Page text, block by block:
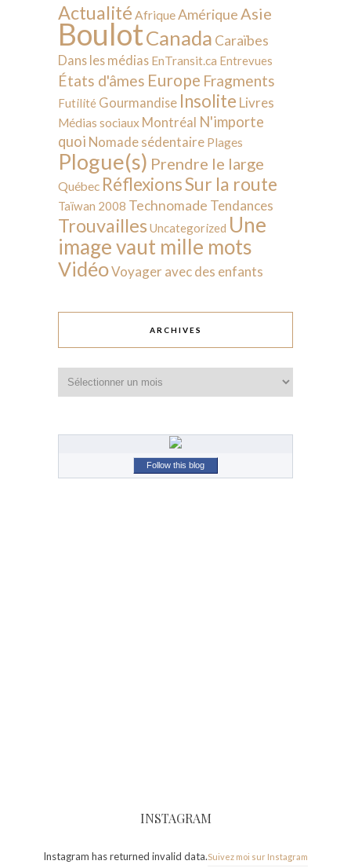
Actualité AfriqueAmérique Asie
BoulotCanada Caraïbes
Dans les médias EnTransit.ca Entrevues
États d'âmes Europe Fragments
Futilité Gourmandise Insolite Livres
Médias sociaux Montréal N'importe
quoi Nomade sédentaire Plages
Plogue(s) Prendre le large
Québec RéflexionsSur la route
Taïwan 2008 Technomade Tendances
Trouvailles Uncategorized Une
image vaut mille mots
VidéoVoyager avec des enfants
ARCHIVES
Follow this blog
INSTAGRAM
Instagram has returned invalid data.Suivez moi sur Instagram